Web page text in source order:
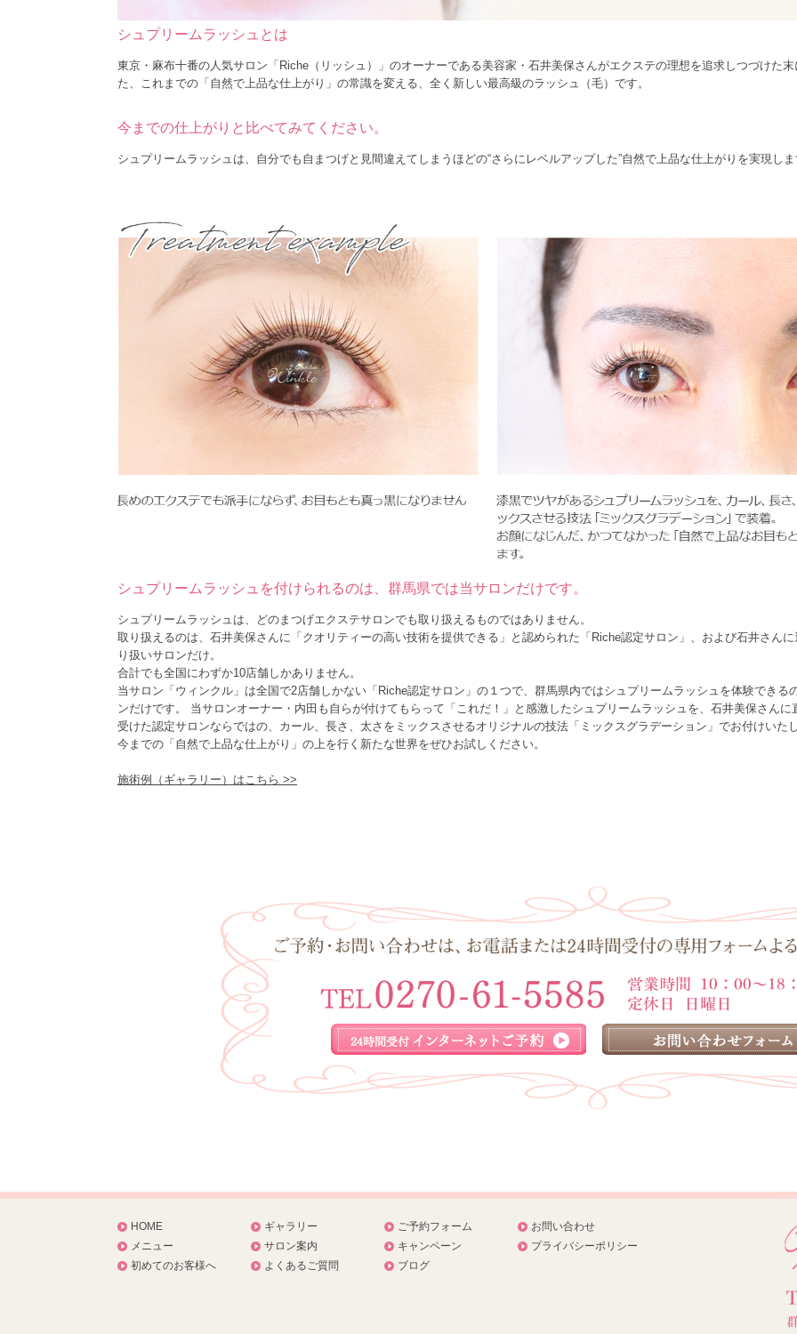
シュプリームラッシュとは
東京・麻布十番の人気サロン「Riche（リッシュ）」のオーナーである美容家・石井美保さんがエクステの理想を追求しつづけた
た、これまでの「自然で上品な仕上がり」の常識を変える、全く新しい最高級のラッシュ（毛）です。
今までの仕上がりと比べてみてください。
シュプリームラッシュは、自分でも自まつげと見間違えてしまうほどの“さらにレベルアップした”自然で上品な仕上がりを実現し
シュプリームラッシュを付けられるのは、群馬県では当サロンだけです。
シュプリームラッシュは、どのまつげエクステサロンでも取り扱えるものではありません。
取り扱えるのは、石井美保さんに「クオリティーの高い技術を提供できる」と認められた「Riche認定サロン」、および石井さん
り扱いサロンだけ。
合計でも全国にわずか10店舗しかありません。
当サロン「ウィンクル」は全国で2店舗しかない「Riche認定サロン」の１つで、群馬県内ではシュプリームラッシュを体験できる
ンだけです。 当サロンオーナー・内田も自らが付けてもらって「これだ！」と感激したシュプリームラッシュを、石井美保さんに
受けた認定サロンならではの、カール、長さ、太さをミックスさせるオリジナルの技法「ミックスグラデーション」でお付けいた
今までの「自然で上品な仕上がり」の上を行く新たな世界をぜひお試しください。
施術例（ギャラリー）はこちら >>
HOME
メニュー
初めてのお客様へ
ギャラリー
サロン案内
よくあるご質問
ご予約フォーム
キャンペーン
ブログ
お問い合わせ
プライバシーポリシー